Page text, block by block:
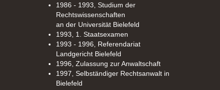
1986 - 1993, Studium der
Rechtswissenschaften
an der Universität Bielefeld
1993, 1. Staatsexamen
1993 - 1996, Referendariat
Landgericht Bielefeld
1996, Zulassung zur Anwaltschaft
1997, Selbständiger Rechtsanwalt in
Bielefeld